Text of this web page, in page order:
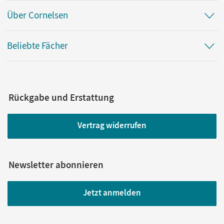
Über Cornelsen
Beliebte Fächer
Rückgabe und Erstattung
Vertrag widerrufen
Newsletter abonnieren
Jetzt anmelden